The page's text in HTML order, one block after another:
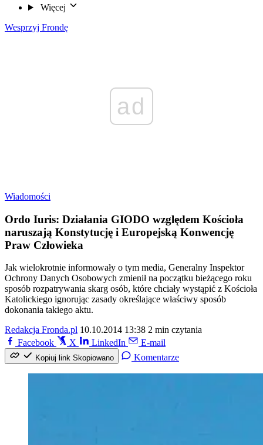
Więcej
Wesprzyj Frondę
ad
Wiadomości
Ordo Iuris: Działania GIODO względem Kościoła
naruszają Konstytucję i Europejską Konwencję
Praw Człowieka
Jak wielokrotnie informowały o tym media, Generalny Inspektor
Ochrony Danych Osobowych zmienił na początku bieżącego roku
sposób rozpatrywania skarg osób, które chciały wystąpić z Kościoła
Katolickiego ignorując zasady określające właściwy sposób
dokonania takiego aktu.
Redakcja Fronda.pl 10.10.2014 13:38 2 min czytania
Facebook
X LinkedIn E-mail
Kopiuj link Skopiowano Komentarze